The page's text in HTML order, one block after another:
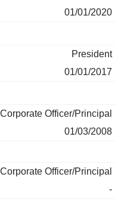
01/01/2020
President
01/01/2017
Corporate Officer/Principal
01/03/2008
Corporate Officer/Principal
-